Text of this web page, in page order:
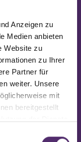
Anzeigen zu
Medien anbieten
Website zu
zu Ihrer
Partner für
weiter. Unsere
mit
bereitgestellt
und
wie
sein